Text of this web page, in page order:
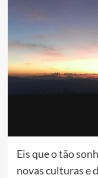
Eis que o tão
novas culturas e